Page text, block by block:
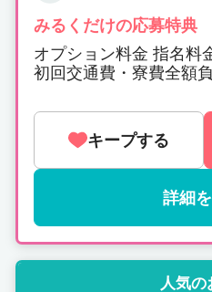
みるくだけの応募特典
オプション料金 指名料
初回交通費・寮費全額負担
います。
キープする
詳細
人気